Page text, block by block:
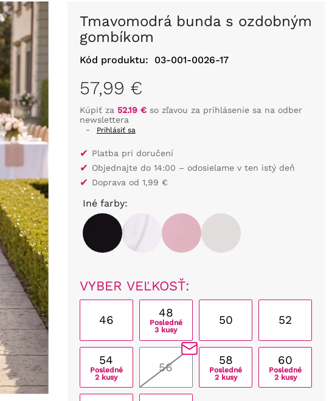
Tmavomodrá bunda s ozdobným
gombíkom
Kód produktu: 03-001-0026-17
57,99 €
Kúpiť za 52.19 €so zľavou za prihlásenie sa na odber
newslettera
-
Prihlásiť sa
✔ Platba pri doručení
✔ Objednajte do 14:00 – odosielame v ten istý deň
✔ Doprava od 1,99 €
Iné farby:
VYBER VEĽKOSŤ:
46
48
Posledné
3 kusy
50 52
54
Posledné
2 kusy
56
58
Posledné
2 kusy
60
Posledné
2 kusy